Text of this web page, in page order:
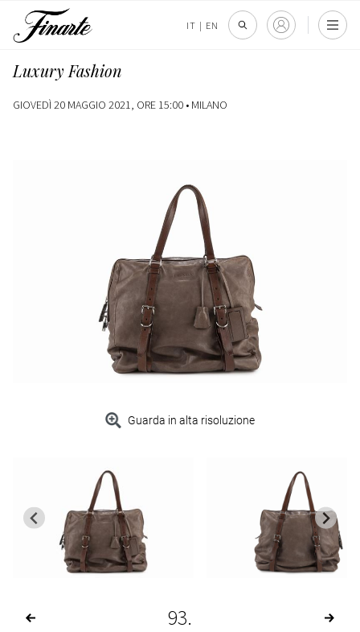
IT | EN
Luxury Fashion
GIOVEDÌ 20 MAGGIO 2021, ORE 15:00 • MILANO
Guarda in alta risoluzione
93